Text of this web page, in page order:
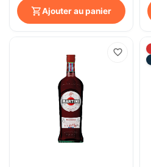
Ajouter au panier